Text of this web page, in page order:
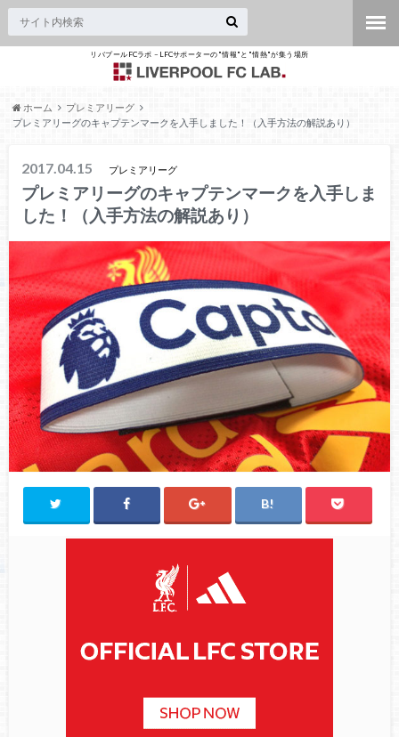
リバプールFCラボ – LFCサポーターの"情報"と"情熱"が集う場所
ホーム
プレミアリーグ
プレミアリーグのキャプテンマークを入手しました！（入手方法の解説あり）
2017.04.15 プレミアリーグ
プレミアリーグのキャプテンマークを入手しま
した！（入手方法の解説あり）